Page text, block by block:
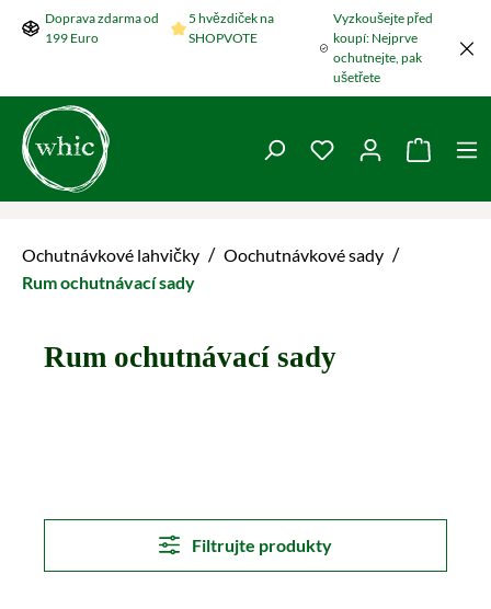
Přeskočit na hlavní obsah
Doprava zdarma od
199 Euro
5 hvězdiček na
SHOPVOTE
Vyzkoušejte před
koupí: Nejprve
ochutnejte, pak
ušetřete
Máte 0 položky v
Ochutnávkové lahvičky / Oochutnávkové sady /
Rum ochutnávací sady
Rum ochutnávací sady
Filtrujte produkty